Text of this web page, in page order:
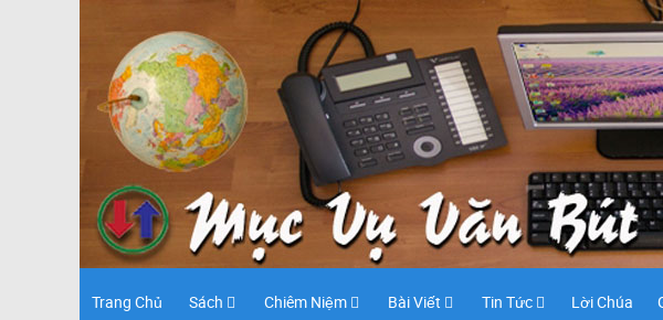
Trang Chủ Sách Chiêm Niệm Bài Viết Tin Tức Lời Chúa